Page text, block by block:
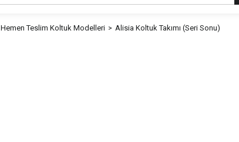
Hemen Teslim Koltuk Modelleri Alisia Koltuk Takımı (Seri Sonu)